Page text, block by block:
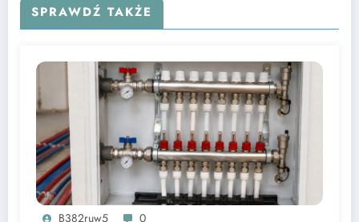
B382ruw5 0
Jak dobrać rozdzielacz do instalacji
centralnego ogrzewania?